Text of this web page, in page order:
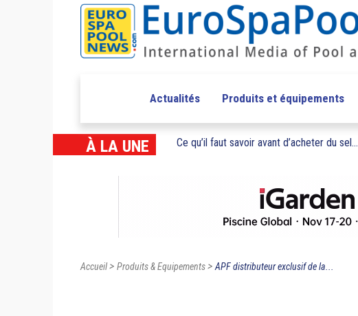
Actualités Produits et équipements
À LA UNE Ce qu’il faut savoir avant d’acheter du sel...
Accueil> Produits & Equipements>APF distributeur exclusif de la...